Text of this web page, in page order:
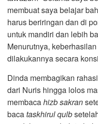
membuat saya belajar
harus beriringan dan di
untuk mandiri dan lebih
Menurutnya,
dilakukannya secara
Dinda membagikan
dari Nuris hingga lolos
membacahizb sakran
bacataskhirul qulb